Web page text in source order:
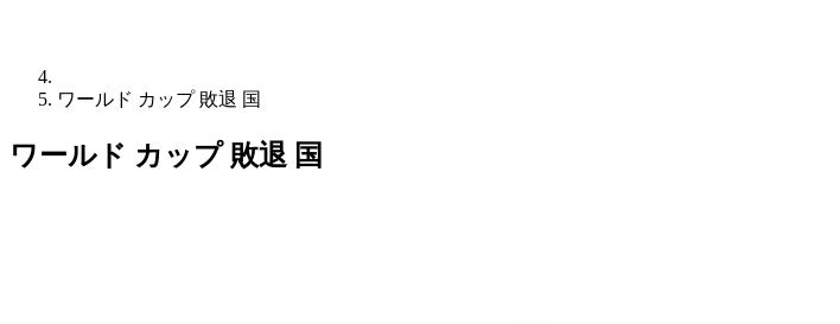
ワールド カップ 敗退 国
ワールド カップ 敗退 国